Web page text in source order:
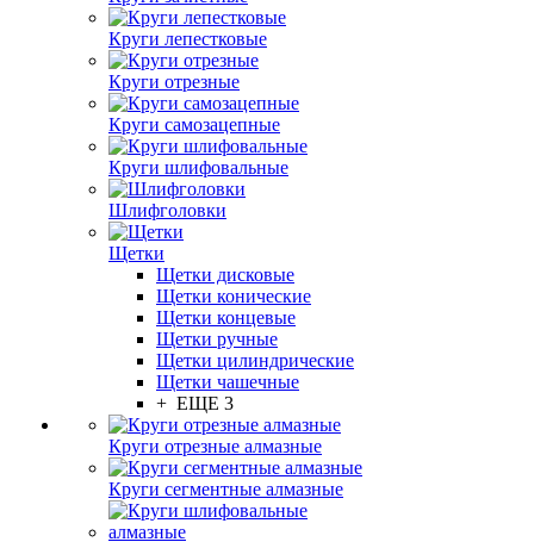
Круги лепестковые
Круги отрезные
Круги самозацепные
Круги шлифовальные
Шлифголовки
Щетки
Щетки дисковые
Щетки конические
Щетки концевые
Щетки ручные
Щетки цилиндрические
Щетки чашечные
+ ЕЩЕ 3
Круги отрезные алмазные
Круги сегментные алмазные